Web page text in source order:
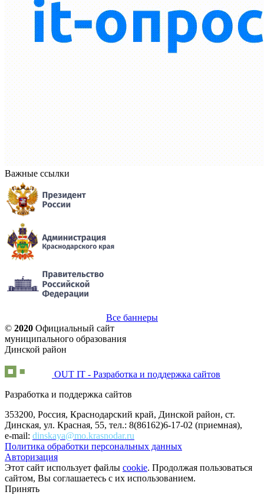
Важные ссылки
Все баннеры
© 2020 Официальный сайт
муниципального образования
Динской район
OUT IT - Разработка и поддержка сайтов
Разработка и поддержка сайтов
353200, Россия, Краснодарский край, Динской район, ст.
Динская, ул. Красная, 55, тел.: 8(86162)6-17-02 (приемная),
e-mail: dinskaya@mo.krasnodar.ru
Политика обработки персональных данных
Авторизация
Этот сайт использует файлы cookie. Продолжая пользоваться
сайтом, Вы соглашаетесь с их использованием.
Принять